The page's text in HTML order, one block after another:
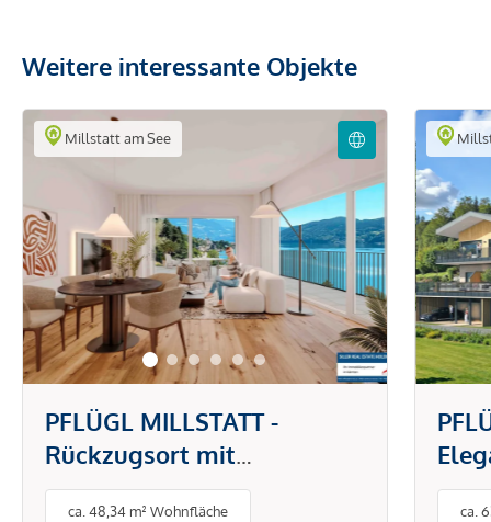
Weitere interessante Objekte
Millstatt am See
PFLÜGL MILLSTATT -
Rückzugsort mit
Gartenparadies (A1)
ca. 48,34 m² Wohnfläche ca.